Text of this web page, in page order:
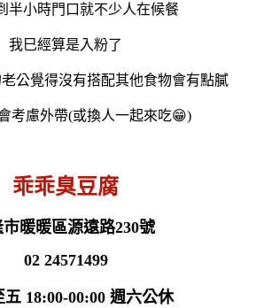
半小時門口就不少人在候餐
我巳經算是入粉了
公覺得沒有搭配其他食物會有點膩
考慮外帶(或換人一起來吃😁)
乖乖臭豆腐
暖暖區源遠路230號
02 24571499
五 18:00-00:00 週六公休